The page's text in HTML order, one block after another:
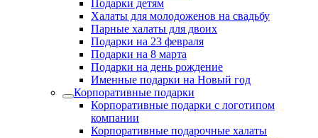
Подарки детям
Халаты для молодоженов на свадьбу
Парные халаты для двоих
Подарки на 23 февраля
Подарки на 8 марта
Подарки на день рождение
Именные подарки на Новый год
Корпоративные подарки
Корпоративные подарки с логотипом
компании
Корпоративные подарочные халаты